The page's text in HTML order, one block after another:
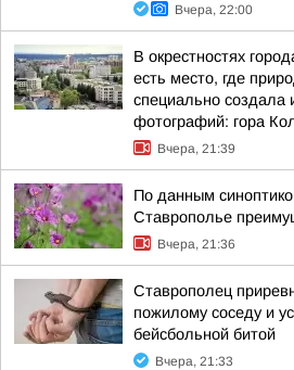
Вчера, 22:00
В окрестностях
есть место, где
специально
фотографий: гора
Вчера, 21:39
По данным
Ставрополье
Вчера, 21:36
Ставрополец
пожилому соседу и
бейсбольной битой
Вчера, 21:33